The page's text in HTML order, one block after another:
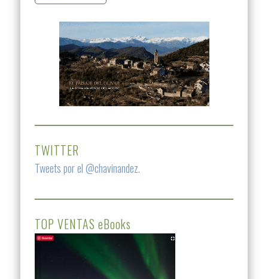
TWITTER
Tweets por el @chavinandez.
TOP VENTAS eBooks